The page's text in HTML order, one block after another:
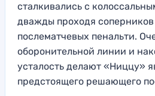
сталкивались с
дважды проходя
послематчевых пенальти.
оборонительной линии и
усталость делают «Ниццу»
предстоящего решающего